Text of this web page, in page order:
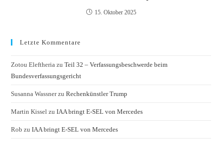
15. Oktober 2025
Letzte Kommentare
Zotou Eleftheria zuTeil 32 – Verfassungsbeschwerde beim
Bundesverfassungsgericht
Susanna WassnerzuRechenkünstler Trump
Martin Kissel zuIAA bringt E-SEL von Mercedes
Rob zuIAA bringt E-SEL von Mercedes